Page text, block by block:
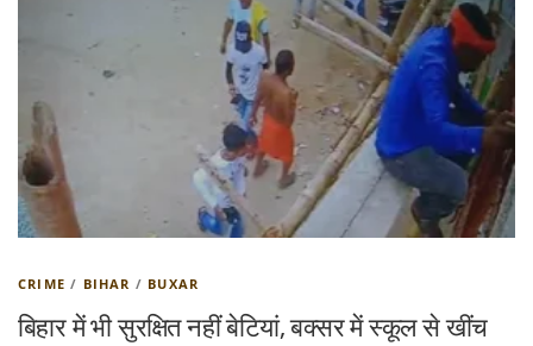
CRIME / BIHAR / BUXAR
बिहार में भी सुरक्षित नहीं बेटियां, बक्सर में स्कूल से खींच